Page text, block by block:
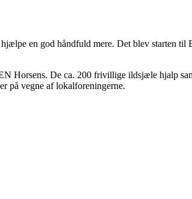
en god håndfuld mere. Det blev starten
Horsens. De ca. 200 frivillige ildsjæle hjalp
på vegne af lokalforeningerne.